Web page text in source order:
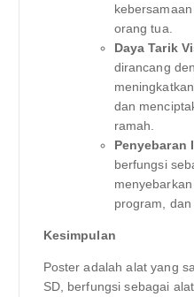
orang tua.
Daya Tarik
dirancang
dan
ramah.
Penyebaran
berfungsi
program,
Kesimpulan
Poster adalah alat yang
SD, berfungsi sebagai